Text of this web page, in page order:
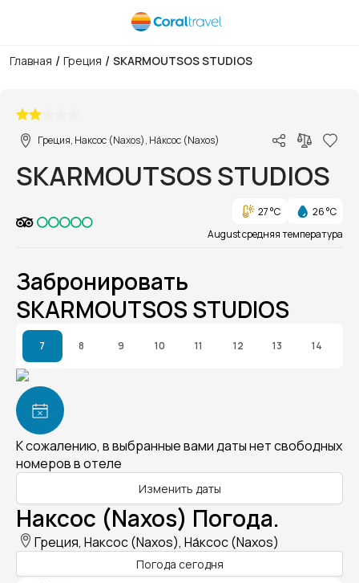
Главная / Греция / SKARMOUTSOS STUDIOS
Греция, Наксос (Naxos), На́ксос (Naxos)
SKARMOUTSOS STUDIOS
27 °C
26 °C
August средняя температура
Забронировать
SKARMOUTSOS STUDIOS
7 8 9 10 11 12 13 14
К сожалению, в выбранные вами даты нет свободных
номеров в отеле
Изменить даты
Наксос (Naxos) Погода.
Греция, Наксос (Naxos), На́ксос (Naxos)
Погода сегодня